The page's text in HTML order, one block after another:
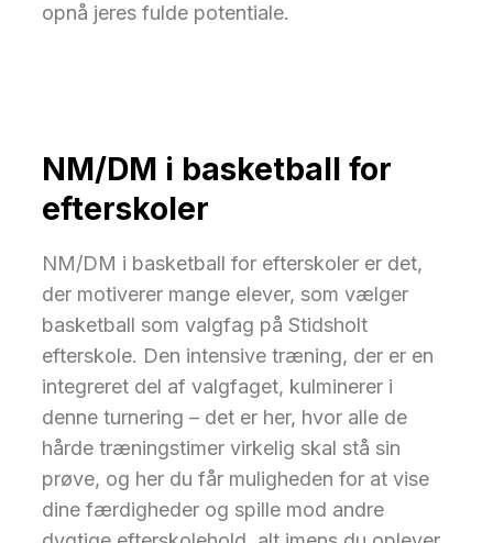
opnå jeres fulde potentiale.
NM/DM i basketball for
efterskoler
NM/DM i basketball for efterskoler er det,
der motiverer mange elever, som vælger
basketball som valgfag på Stidsholt
efterskole. Den intensive træning, der er en
integreret del af valgfaget, kulminerer i
denne turnering – det er her, hvor alle de
hårde træningstimer virkelig skal stå sin
prøve, og her du får muligheden for at vise
dine færdigheder og spille mod andre